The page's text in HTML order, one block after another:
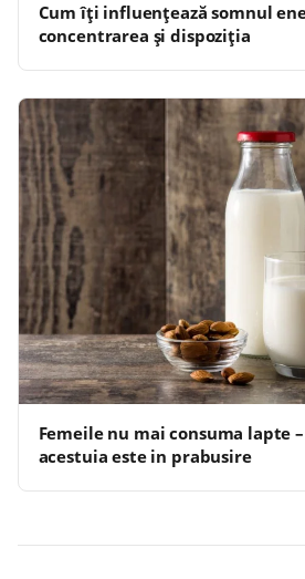
Cum îți influențează somnul
concentrarea și dispoziția
Femeile nu mai consuma lapte
acestuia este in prabusire